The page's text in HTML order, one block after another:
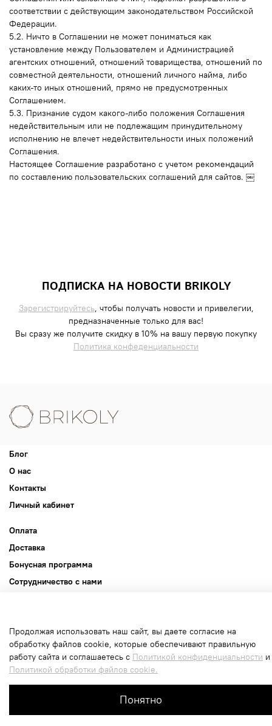
соответствии с действующим законодательством Российской
Федерации.
5.2. Ничто в Соглашении не может пониматься как
установление между Пользователем и Администрацией
агентских отношений, отношений товарищества, отношений по
совместной деятельности, отношений личного найма, либо
каких-то иных отношений, прямо не предусмотренных
Соглашением.
5.3. Признание судом какого-либо положения Соглашения
недействительным или не подлежащим принудительному
исполнению не влечет недействительности иных положений
Соглашения.
Настоящее Соглашение разработано с учетом рекомендаций
по составлению пользовательских соглашений для сайтов. ￼
ПОДПИСКА НА НОВОСТИ BRIKOLY
Зарегистрируйтесь, чтобы получать новости и привелегии,
предназначенные только для вас!
Вы сразу же получите скидку в 10% на вашу первую покупку
Политика конфеденциальности
Блог
О нас
Контакты
Личный кабинет
Оплата
Доставка
Бонусная программа
Сотрудничество с нами
Политика конфиденциальности
Политика обработки файлов cookie
Продолжая использовать наш сайт, вы даете согласие на
обработку файлов cookie, которые обеспечивают правильную
работу сайта и соглашаетесь с Политикой конфиденциальности и
Политикой обработки файлов cookie.
Понятно